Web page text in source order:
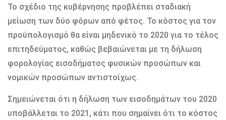
Το σχέδιο της κυβέρνησης προβλέπει σταδιακή
μείωση των δύο φόρων από φέτος. Το κόστος για τον
προϋπολογισμό θα είναι μηδενικό το 2020 για το τέλος
επιτηδεύματος, καθώς βεβαιώνεται με τη δήλωση
φορολογίας εισοδήματος φυσικών προσώπων και
νομικών προσώπων αντιστοίχως.
Σημειώνεται ότι η δήλωση των εισοδημάτων του 2020
υποβάλλεται το 2021, κάτι που σημαίνει ότι το κόστος